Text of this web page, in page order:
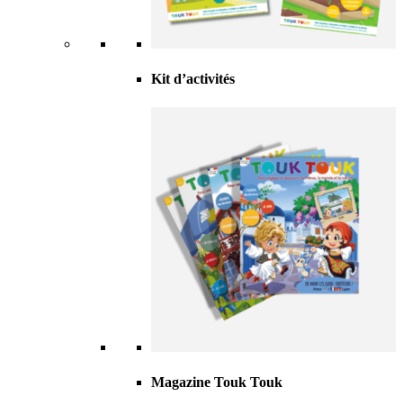
Kit d’activités
Magazine Touk Touk